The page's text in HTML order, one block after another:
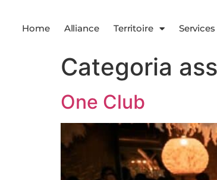
Home Alliance Territoire Services
Categoria
One Club